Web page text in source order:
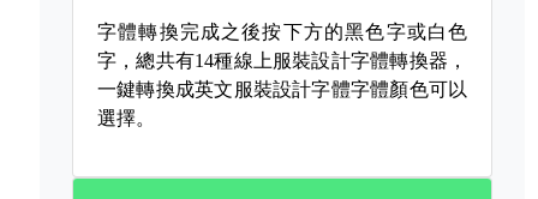
字體轉換完成之後按下方的黑色字或白色
字，總共有14種線上服裝設計字體轉換器，
一鍵轉換成英文服裝設計字體字體顏色可以
選擇。